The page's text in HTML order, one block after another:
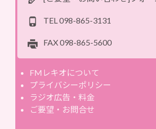
TEL 098-865-3131
FAX098-865-5600
FMレキオについて
プライバシーポリシー
ラジオ広告・料金
ご要望・お問合せ